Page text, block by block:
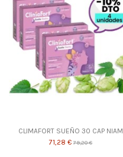
CLIMAFORT SUEÑO 30 CAP NIAM
71,28 € 79,20 €